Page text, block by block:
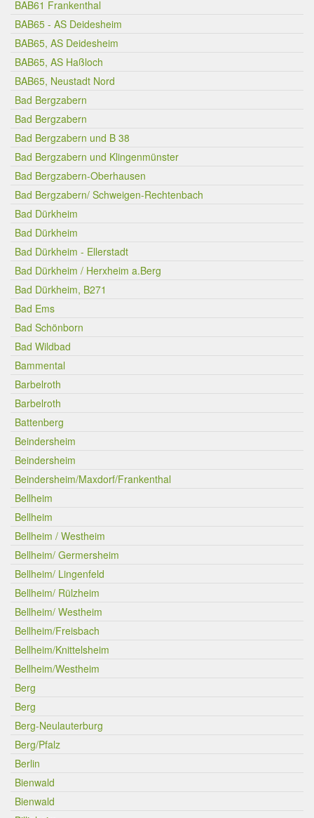
BAB61 Frankenthal
BAB65 - AS Deidesheim
BAB65, AS Deidesheim
BAB65, AS Haßloch
BAB65, Neustadt Nord
Bad Bergzabern
Bad Bergzabern
Bad Bergzabern und B 38
Bad Bergzabern und Klingenmünster
Bad Bergzabern-Oberhausen
Bad Bergzabern/ Schweigen-Rechtenbach
Bad Dürkheim
Bad Dürkheim
Bad Dürkheim - Ellerstadt
Bad Dürkheim / Herxheim a.Berg
Bad Dürkheim, B271
Bad Ems
Bad Schönborn
Bad Wildbad
Bammental
Barbelroth
Barbelroth
Battenberg
Beindersheim
Beindersheim
Beindersheim/Maxdorf/Frankenthal
Bellheim
Bellheim
Bellheim / Westheim
Bellheim/ Germersheim
Bellheim/ Lingenfeld
Bellheim/ Rülzheim
Bellheim/ Westheim
Bellheim/Freisbach
Bellheim/Knittelsheim
Bellheim/Westheim
Berg
Berg
Berg-Neulauterburg
Berg/Pfalz
Berlin
Bienwald
Bienwald